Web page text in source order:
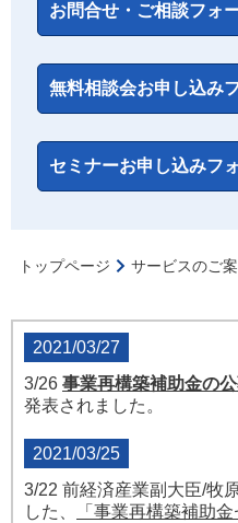
お問合せ・ご相談フォ
無料相談会お申し込み
セミナーお申し込みフ
トップページ サービスのご
2021/03/27
3/26 事業再構築補助金の
発表されました。
2021/03/25
3/22 前経済産業副大臣/牧
した、
「 事業再構築補助